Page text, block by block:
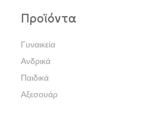
Προϊόντα
Γυναικεία
Ανδρικά
Παιδικά
Αξεσουάρ